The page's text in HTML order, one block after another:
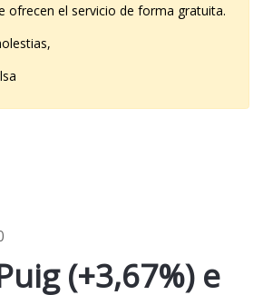
ofrecen el servicio de forma gratuita.
(+3,67%) e